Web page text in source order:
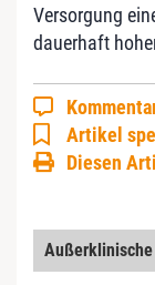
Versorgung
dauerhaft
Artikel
Diesen